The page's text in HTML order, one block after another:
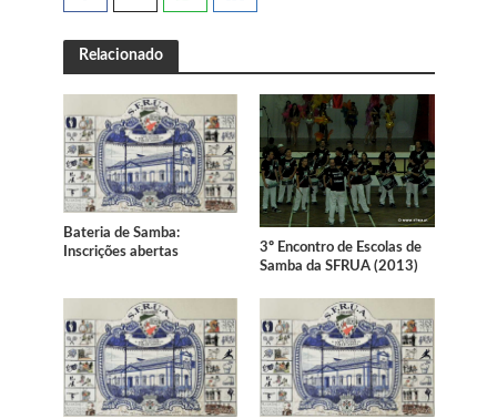
Relacionado
Bateria de Samba:
Inscrições abertas
3º Encontro de Escolas de
Samba da SFRUA (2013)